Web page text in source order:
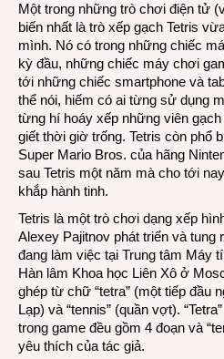
Một trong những trò chơi điện tử
biến nhất là trò xếp gạch Tetris
mình. Nó có trong những chiếc
kỳ đầu, những chiếc máy chơi
tới những chiếc smartphone và
thể nói, hiếm có ai từng sử dụng
từng hí hoáy xếp những viên
giết thời giờ trống. Tetris còn phổ
Super Mario Bros. của hãng
sau Tetris một năm mà cho tới
khắp hành tinh.
Tetris là một trò chơi dạng xếp
Alexey Pajitnov phát triển và tung
đang làm việc tại Trung tâm Máy
Hàn lâm Khoa học Liên Xô ở
ghép từ chữ “tetra” (một tiếp đầu
Lạp) và “tennis” (quần vợt).
trong game đều gồm 4 đoạn và
yêu thích của tác giả.